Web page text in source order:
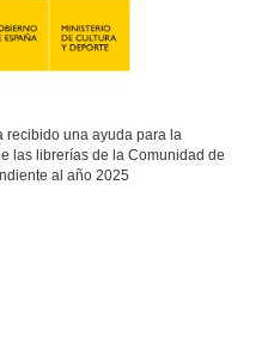
recibido una ayuda para la
las librerías de la Comunidad de
al año 2025